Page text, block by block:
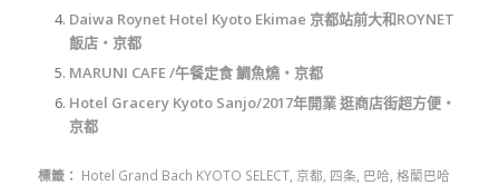
Daiwa Roynet Hotel Kyoto Ekimae 京都站前大和ROYNET
飯店‧京都
MARUNI CAFE /午餐定食 鯛魚燒‧京都
Hotel Gracery Kyoto Sanjo/2017年開業 逛商店街超方便‧
京都
標籤： Hotel Grand Bach KYOTO SELECT, 京都 四条 巴哈 格蘭巴哈